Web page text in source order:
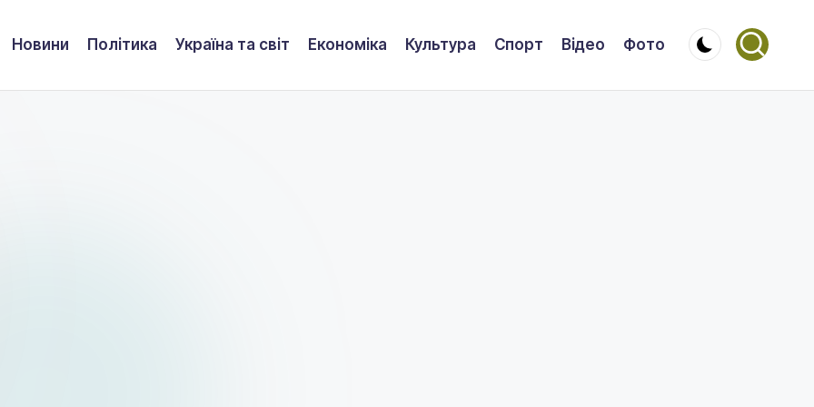
Новини Політика Україна та світ Економіка Культура Спорт Відео Фото